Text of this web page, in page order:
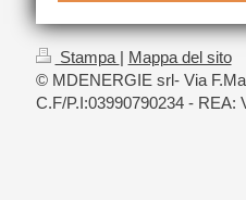
Stampa | Mappa del sito
© MDENERGIE srl- Via
C.F/P.I:03990790234 - REA: